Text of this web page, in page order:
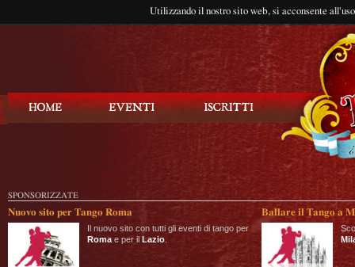
Utilizzando il nostro sito web, si acconsente
SPONSORIZZATE
Nuovo sito per Tango Roma
Il nuovo sito con tutti gli eventi di tango per
Roma e per il Lazio
Ballare il Tango a